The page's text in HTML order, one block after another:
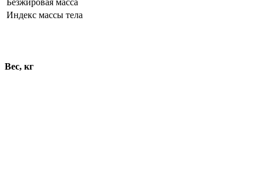
Безжировая масса
Индекс массы тела
Вес, кг